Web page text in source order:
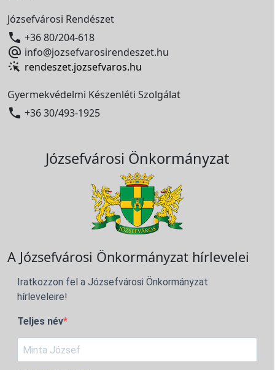
Józsefvárosi Rendészet
 +36 80/204-618
 info@jozsefvarosirendeszet.hu
rendeszet.jozsefvaros.hu
Gyermekvédelmi Készenléti Szolgálat
 +36 30/493-1925
Józsefvárosi Önkormányzat
A Józsefvárosi Önkormányzat hírlevelei
Iratkozzon fel a Józsefvárosi Önkormányzat
hírleveleire!
Teljes név